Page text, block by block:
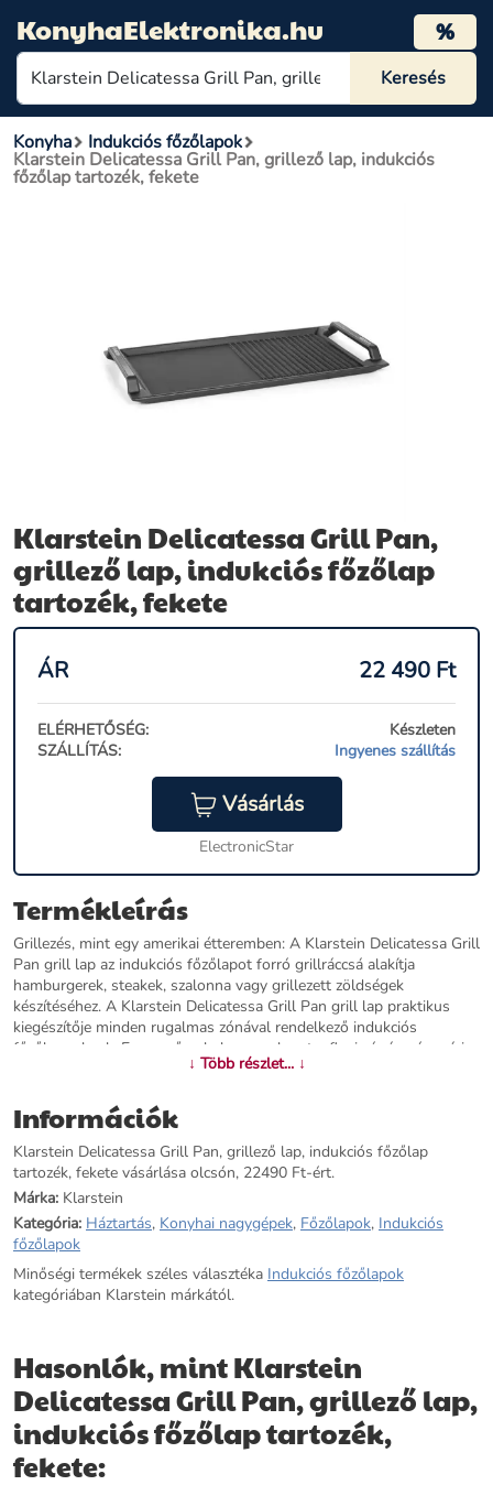
KonyhaElektronika.hu %
Konyha Indukciós főzőlapok
Klarstein Delicatessa Grill Pan, grillező lap, indukciós
főzőlap tartozék, fekete
Klarstein Delicatessa Grill Pan,
grillező lap, indukciós főzőlap
tartozék, fekete
ÁR 22 490 Ft
ELÉRHETŐSÉG:
Készleten
SZÁLLÍTÁS:
Ingyenes szállítás
Vásárlás
ElectronicStar
Termékleírás
Grillezés, mint egy amerikai étteremben: A Klarstein Delicatessa Grill
Pan grill lap az indukciós főzőlapot forró grillráccsá alakítja
hamburgerek, steakek, szalonna vagy grillezett zöldségek
készítéséhez. A Klarstein Delicatessa Grill Pan grill lap praktikus
kiegészítője minden rugalmas zónával rendelkező indukciós
főzőlapunknak. Egyszerűen helyezze a lapot a flexi zónára, és máris
profi módon grillezhet - az otthonában, közvetlenül a konyhapulton!
gril lap felületének egyik fele bordázott, a másik fele pedig sima. A
43,5 x 23 cm-es méretnek köszönhetően bőven van hely az egész
család vagy a barátok megvendégelésére. A felület praktikus
tapadásgátló bevonattal rendelkezik, így a forró szórakozás során
semmi sem kozmál oda, és utána minden gyorsan tisztítható. A
fogantyúnak köszönhetően a lap könnyen és biztonságosan
mozgatható, még akkor is, ha forró. Étkezés otthon: A Klarstein
Seliacatessa Grill Pan grill lap a flexi zónával ellátott indukciós
főzőlapot forró grillsütővé alakítja.
↓ Több részlet... ↓
Információk
Klarstein Delicatessa Grill Pan, grillező lap, indukciós főzőlap
tartozék, fekete vásárlása olcsón, 22490 Ft-ért.
Márka: Klarstein
Kategória: Háztartás, Konyhai nagygépek, Főzőlapok, Indukciós
főzőlapok
Minőségi termékek széles választéka Indukciós főzőlapok
kategóriában Klarstein márkától.
Hasonlók, mint Klarstein
Delicatessa Grill Pan, grillező lap,
indukciós főzőlap tartozék,
fekete: